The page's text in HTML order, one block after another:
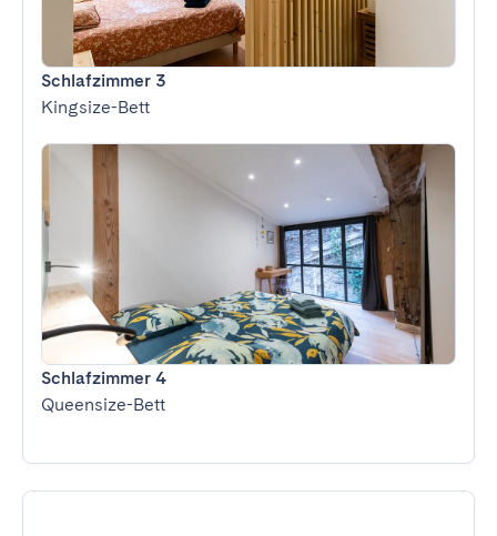
Schlafzimmer 3
Kingsize-Bett
Schlafzimmer 4
Queensize-Bett